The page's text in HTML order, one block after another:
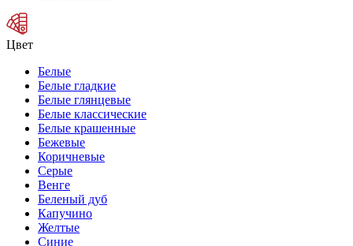
Цвет
Белые
Белые гладкие
Белые глянцевые
Белые классические
Белые крашенные
Бежевые
Коричневые
Серые
Венге
Беленый дуб
Капучино
Желтые
Синие